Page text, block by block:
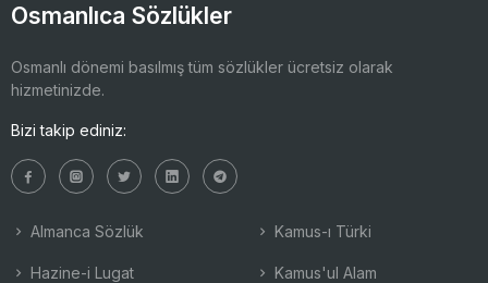
Osmanlıca Sözlükler
Osmanlı dönemi basılmış tüm sözlükler ücretsiz olarak
hizmetinizde.
Bizi takip ediniz:
Almanca Sözlük
Hazine-i Lugat
Kamus-ı Türki
Kamus'ul Alam